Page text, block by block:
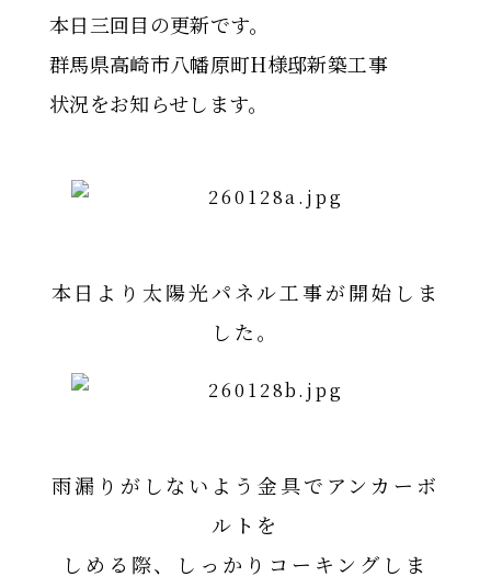
本日三回目の更新です。
群馬県高崎市八幡原町H様邸新築工事
状況をお知らせします。
本日より太陽光パネル工事が開始しま
した。
雨漏りがしないよう金具でアンカーボ
ルトを
しめる際、しっかりコーキングしま